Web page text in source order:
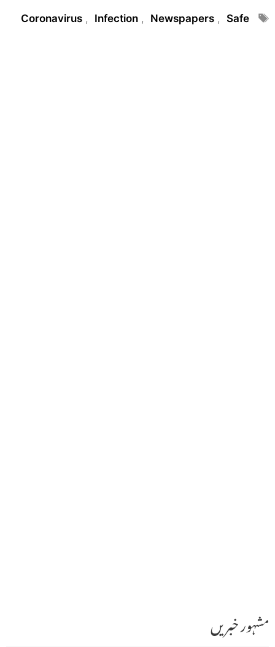
Tags
Coronavirus , Infection , Newspapers , Safe
مشہور خبریں